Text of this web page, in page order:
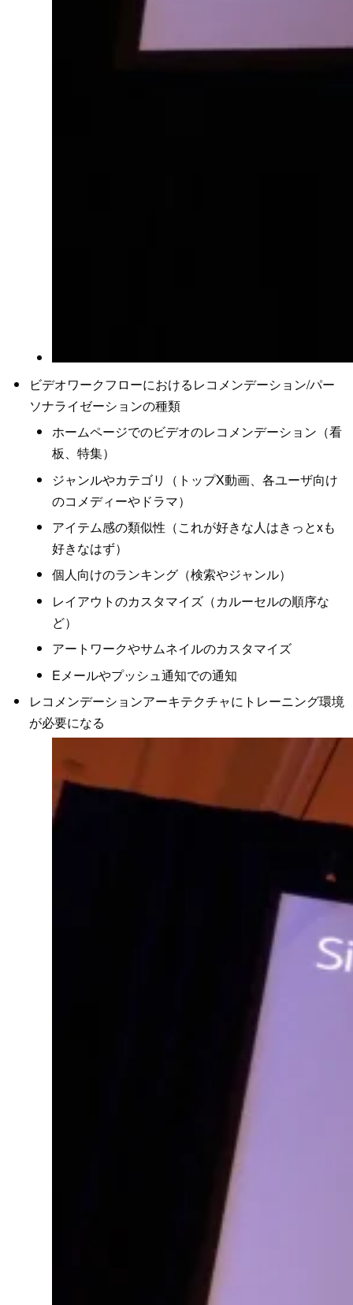
ビデオワークフローにおけるレコメンデーション/パー
ソナライゼーションの種類
ホームページでのビデオのレコメンデーション（看
板、特集）
ジャンルやカテゴリ（トップX動画、各ユーザ向け
のコメディーやドラマ）
アイテム感の類似性（これが好きな人はきっとxも
好きなはず）
個人向けのランキング（検索やジャンル）
レイアウトのカスタマイズ（カルーセルの順序な
ど）
アートワークやサムネイルのカスタマイズ
Eメールやプッシュ通知での通知
レコメンデーションアーキテクチャにトレーニング環境
が必要になる